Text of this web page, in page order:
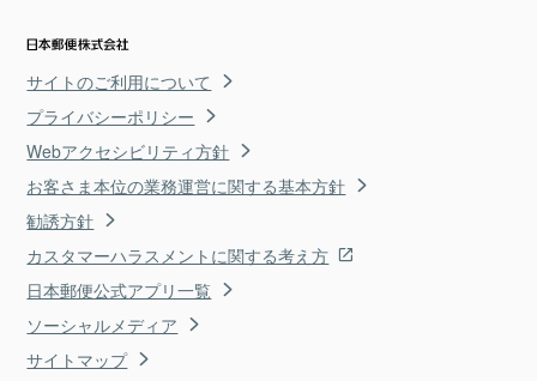
サイトのご利用について
プライバシーポリシー
Webアクセシビリティ方針
お客さま本位の業務運営に関する基本方針
勧誘方針
カスタマーハラスメントに関する考え方
日本郵便公式アプリ一覧
ソーシャルメディア
サイトマップ